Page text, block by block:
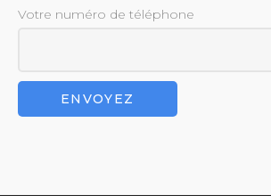
Votre numéro de téléphone